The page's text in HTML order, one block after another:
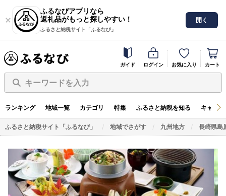
ふるなびアプリなら
返礼品がもっと探しやすい！
ふるさと納税サイト「ふるなび」
開く
ガイド ログイン お気に入り カート
キーワードを入力
ランキング 地域一覧 カテゴリ 特集 ふるさと納税を知る キャン
ふるさと納税サイト「ふるなび」 地域でさがす 九州地方 長崎県島